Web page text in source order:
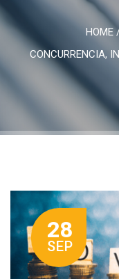
HOME
CONCURRENCIA,
28
SEP